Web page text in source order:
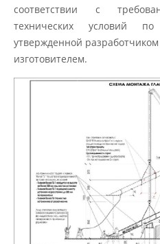
соответствии с
технических условий
утвержденной
изготовителем.